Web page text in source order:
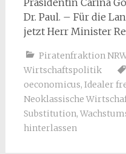
Präsidentin Carina
Dr. Paul. – Für die
jetzt Herr Minister
Piratenfraktion NRW
Wirtschaftspolitik
oeconomicus, Idealer
Neoklassische
Substitution,
hinterlassen